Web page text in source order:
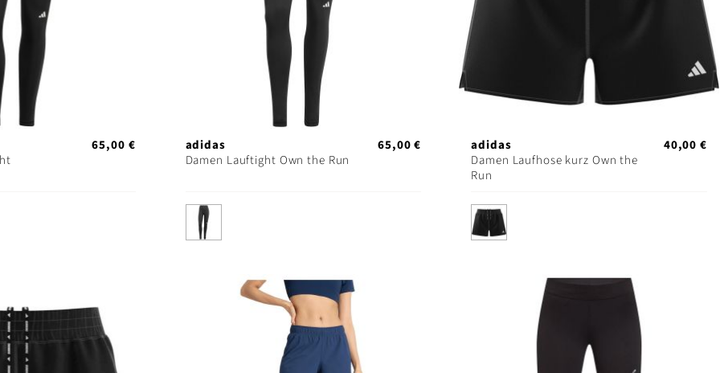
65,00 €
adidas
Damen Lauftight Own the Run
65,00 €
adidas
Damen Laufhose kurz Own the
Run
40,00 €